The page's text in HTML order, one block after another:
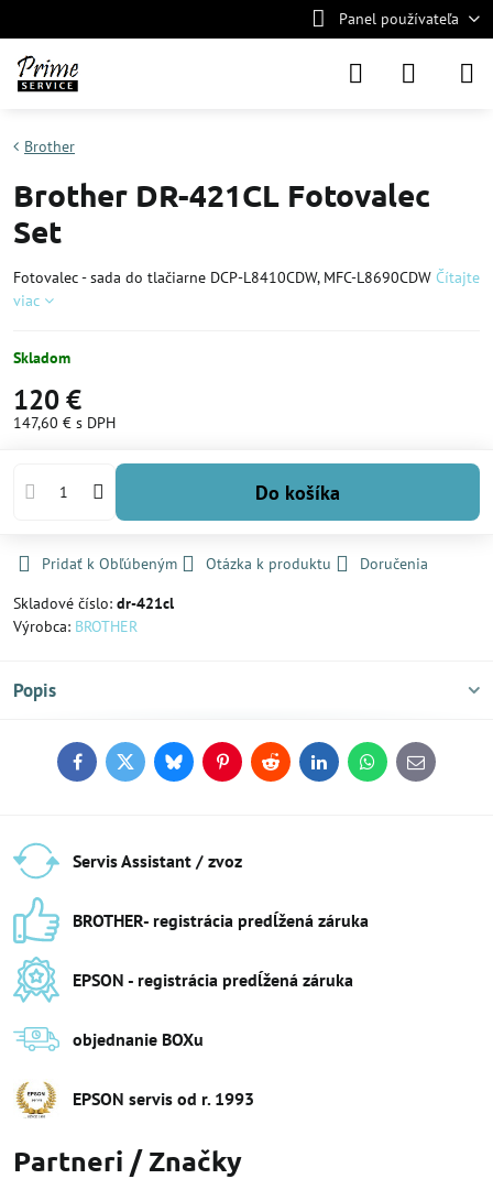
Panel používateľa
Brother
Brother DR-421CL Fotovalec
Set
Fotovalec - sada do tlačiarne DCP-L8410CDW, MFC-L8690CDW Čítajte
viac
Skladom
120 €
147,60 € s DPH
Do košíka
Pridať k Obľúbeným Otázka k produktu
Doručenia
Skladové číslo: dr-421cl
Výrobca: BROTHER
Popis
FacebookTwitterBlueskyPinterestReddit LinkedInWhatsApp
E-
mail
Servis Assistant / zvoz
BROTHER- registrácia predĺžená záruka
EPSON - registrácia predĺžená záruka
objednanie BOXu
EPSON servis od r​. 1993
Partneri / Značky